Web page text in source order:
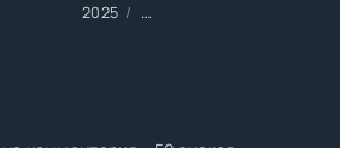
Боевик/Приключения/Фантастика
2025 Фильмы/2025 год/